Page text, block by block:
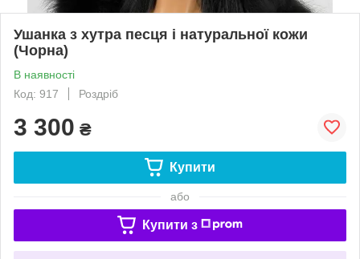
Ушанка з хутра песця і натуральної кожи
(Чорна)
В наявності
Код: 917
Роздріб
3 300 ₴
Купити
або
Купити з